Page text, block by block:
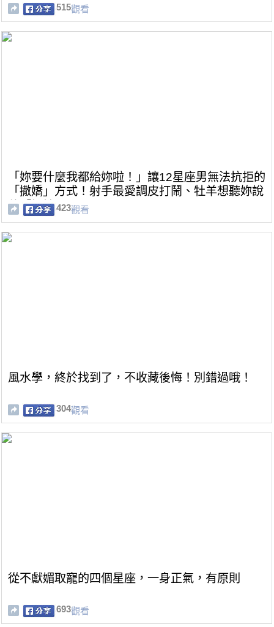
515觀看
「妳要什麼我都給妳啦！」讓12星座男無法抗拒的
「撒嬌」方式！射手最愛調皮打鬧、牡羊想聽妳說
他「好棒」！
423觀看
風水學，終於找到了，不收藏後悔！別錯過哦！
304觀看
從不獻媚取寵的四個星座，一身正氣，有原則
693觀看